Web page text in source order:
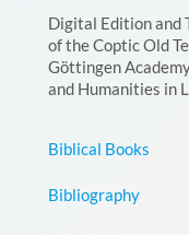
Digital Edition and
of the Coptic Old
Göttingen
and Humanities in
Biblical Books
Bibliography